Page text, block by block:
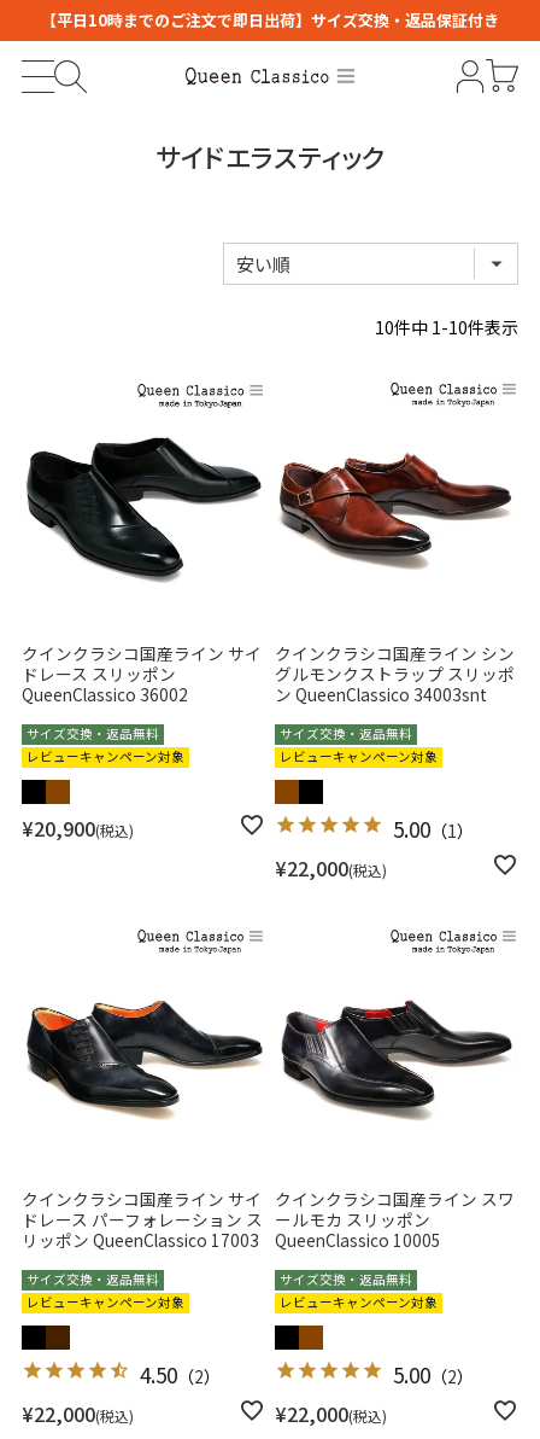
【平日10時までのご注文で即日出荷】サイズ交換・返品保証付き
サイドエラスティック
10件中 1-10件表示
クインクラシコ国産ライン サイ
ドレース スリッポン
QueenClassico 36002
サイズ交換・返品無料
レビューキャンペーン対象
¥20,900 税込
クインクラシコ国産ライン シン
グルモンクストラップ スリッポ
ン QueenClassico 34003snt
サイズ交換・返品無料
レビューキャンペーン対象
¥22,000 税込
5.00 （1）
クインクラシコ国産ライン サイ
ドレース パーフォレーション ス
リッポン QueenClassico 17003
サイズ交換・返品無料
レビューキャンペーン対象
¥22,000 税込
4.50（2）
クインクラシコ国産ライン スワ
ールモカ スリッポン
QueenClassico 10005
サイズ交換・返品無料
レビューキャンペーン対象
¥22,000 税込
5.00 （2）